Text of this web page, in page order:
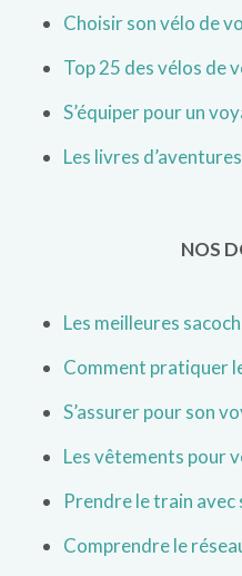
Choisir son vélo de
Top 25 des vélos de
S’équiper pour un
Les livres
NOS
Les meilleures
Comment pratiquer
S’assurer pour son
Les vêtements pour
Prendre le train avec
Comprendre le